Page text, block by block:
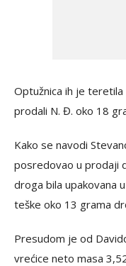
Optužnica ih je
prodali N. Đ. oko 18
Kako se navodi
posredovao u prodaji
droga bila upakovana
teške oko 13 grama
Presudom je od
vrećice neto masa